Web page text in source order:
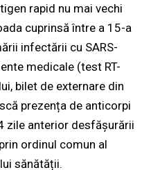
rapid nu mai vechi
cuprinsă între a 15-a
infectării cu SARS-
medicale (test RT-
bilet de externare din
prezența de anticorpi
zile anterior desfășurării
ordinul comun al
sănătății.